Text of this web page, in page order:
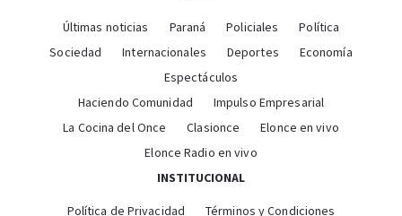
Últimas noticias Paraná Policiales
Política
Sociedad
Internacionales Deportes
Economía
Espectáculos
Haciendo Comunidad
Impulso Empresarial
La Cocina del Once
Clasionce
Elonce en vivo
Elonce Radio en vivo
INSTITUCIONAL
Política de Privacidad Términos y Condiciones